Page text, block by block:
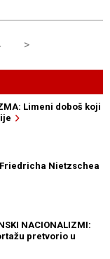
>
Limeni doboš koji
Friedricha Nietzschea
NACIONALIZMI:
pretvorio u